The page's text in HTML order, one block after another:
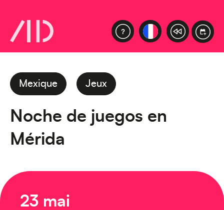
Mexique Jeux
Noche de juegos en
Mérida
23 mai